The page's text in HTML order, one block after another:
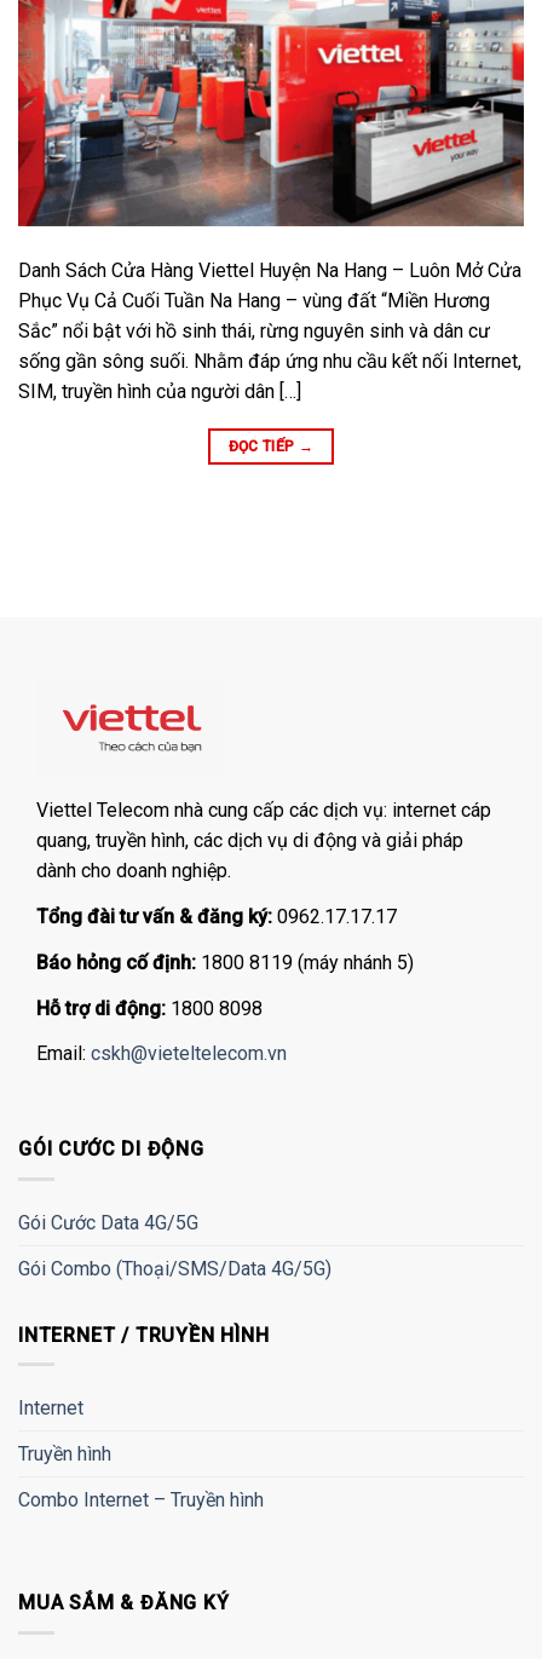
Danh Sách Cửa Hàng Viettel Huyện Na Hang – Luôn Mở Cửa
Phục Vụ Cả Cuối Tuần Na Hang – vùng đất “Miền Hương
Sắc” nổi bật với hồ sinh thái, rừng nguyên sinh và dân cư
sống gần sông suối. Nhằm đáp ứng nhu cầu kết nối Internet,
SIM, truyền hình của người dân […]
ĐỌC TIẾP →
Viettel Telecom nhà cung cấp các dịch vụ: internet cáp
quang, truyền hình, các dịch vụ di động và giải pháp
dành cho doanh nghiệp.
Tổng đài tư vấn & đăng ký: 0962.17.17.17
Báo hỏng cố định: 1800 8119 (máy nhánh 5)
Hỗ trợ di động: 1800 8098
Email: cskh@vieteltelecom.vn
GÓI CƯỚC DI ĐỘNG
Gói Cước Data 4G/5G
Gói Combo (Thoại/SMS/Data 4G/5G)
INTERNET / TRUYỀN HÌNH
Internet
Truyền hình
Combo Internet – Truyền hình
MUA SẮM & ĐĂNG KÝ